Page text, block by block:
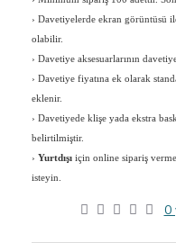
› Davetiyelerde ekran görüntüsü
olabilir.
› Davetiye aksesuarlarının
› Davetiye fiyatına ek olarak
eklenir.
› Davetiyede klişe yada ekstra
belirtilmiştir.
› Yurtdışı için online sipariş
isteyin.
0